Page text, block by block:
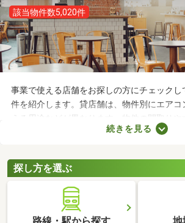
該当物件数5,020件
事業で使える店舗をお探しの方にチェックし
件を紹介します。貸店舗は、物件別にエアコ
える用途などが異なります。物件の間取り
認したうえで、内見を申し込むことがおすす
しょう。
続きを見る
探し方を選ぶ